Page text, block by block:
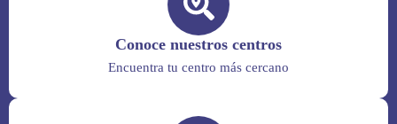
Conoce nuestros centros
Encuentra tu centro más cercano